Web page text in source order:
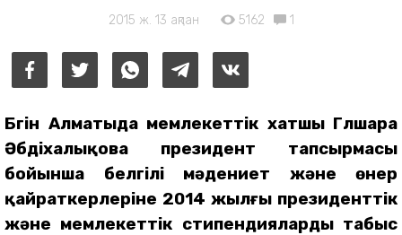
2015 ж. 13 ақпан 5162 1
Бүгін Алматыда мемлекеттік хатшы Гүлшара
Әбдіхалықова президент тапсырмасы
бойынша белгілі мәдениет және өнер
қайраткерлеріне 2014 жылғы президенттік
және мемлекеттік стипендияларды табыс